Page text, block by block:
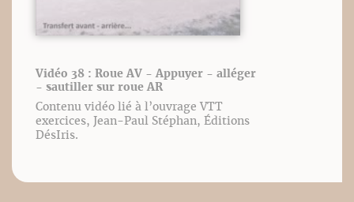
Vidéo 38 : Roue AV - Appuyer - alléger
- sautiller sur roue AR
Contenu vidéo lié à l’ouvrage VTT
exercices, Jean-Paul Stéphan, Éditions
DésIris.